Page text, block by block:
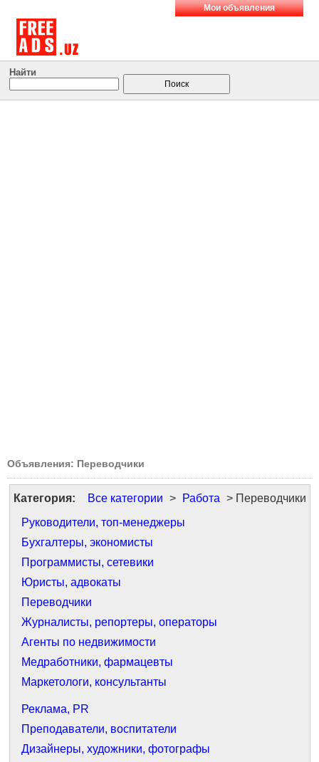
Мои объявления
Найти
Объявления: Переводчики
Категория: Все категории > Работа > Переводчики
Руководители, топ-менеджеры
Бухгалтеры, экономисты
Программисты, сетевики
Юристы, адвокаты
Переводчики
Журналисты, репортеры, операторы
Агенты по недвижимости
Медработники, фармацевты
Маркетологи, консультанты
Реклама, PR
Преподаватели, воспитатели
Дизайнеры, художники, фотографы